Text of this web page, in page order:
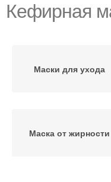
Кефирная
Маски для ухода
Маска от жирности